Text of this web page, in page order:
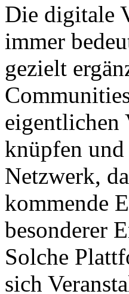
Die digitale
immer
gezielt
eigentlichen
knüpfen
Netzwerk,
kommende
besonderer
Solche
sich